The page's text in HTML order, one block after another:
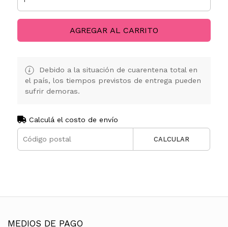
AGREGAR AL CARRITO
Debido a la situación de cuarentena total en
el país, los tiempos previstos de entrega pueden
sufrir demoras.
Calculá el costo de envío
CALCULAR
MEDIOS DE PAGO